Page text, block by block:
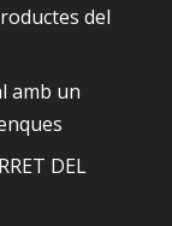
del
amb un
DEL